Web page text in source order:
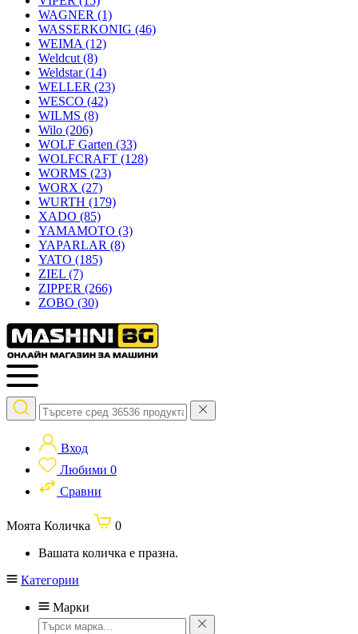
WAGNER (1)
WASSERKONIG (46)
WEIMA (12)
Weldcut (8)
Weldstar(14)
WELLER (23)
WESCO (42)
WILMS (8)
Wilo (206)
WOLF Garten (33)
WOLFCRAFT (128)
WORMS (23)
WORX (27)
WURTH (179)
XADO (85)
YAMAMOTO (3)
YAPARLAR (8)
YATO (185)
ZIEL (7)
ZIPPER (266)
ZOBO (30)
Вход
Любими 0
Сравни
Моята Количка
0
Вашата количка е празна.
Категории
Марки